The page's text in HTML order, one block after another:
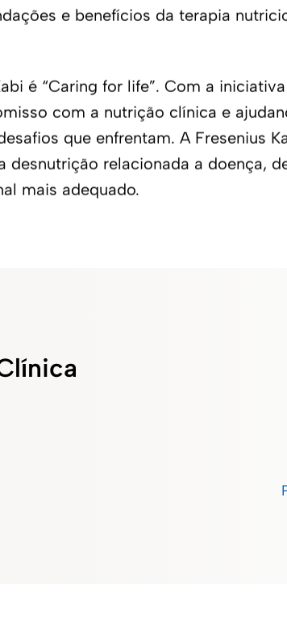
e benefícios da terapia
é “Caring for life”. Com a
com a nutrição clínica e
que enfrentam. A Fresenius
desnutrição relacionada a doença,
mais adequado.